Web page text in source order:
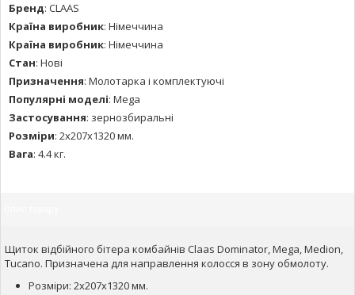
Бренд: CLAAS
Країна виробник: Німеччина
Країна виробник: Німеччина
Стан: Нові
Призначення: Молотарка і комплектуючі
Популярні моделі: Mega
Застосування: зернозбиральні
Розміри: 2х207х1320 мм.
Вага: 4.4 кг.
Щиток відбійного бітера комбайнів Claas Dominator, Mega, Medion,
Tucano. Призначена для направлення колосся в зону обмолоту.
Розміри: 2х207х1320 мм.